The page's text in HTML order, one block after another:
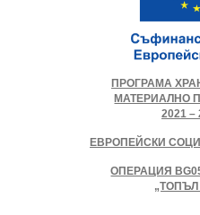
ПРОГРАМА
МАТЕРИАЛНО
2021 –
ЕВРОПЕЙСКИ
ОПЕРАЦИЯ